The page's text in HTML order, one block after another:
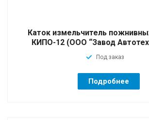
Каток измельчитель
КИПО-12 (ООО “Завод
Под заказ
Подробнее